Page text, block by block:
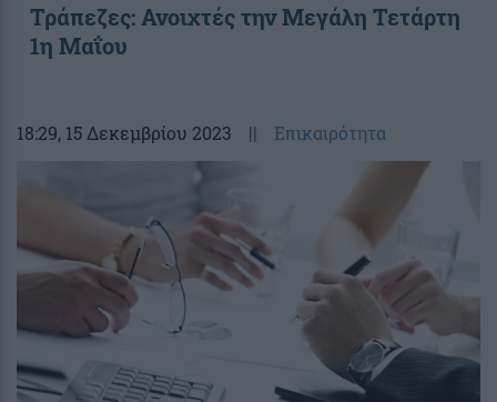
Τράπεζες: Ανοιχτές την Μεγάλη Τετάρτη
1η Μαΐου
18:29, 15 Δεκεμβρίου 2023 || Επικαιρότητα